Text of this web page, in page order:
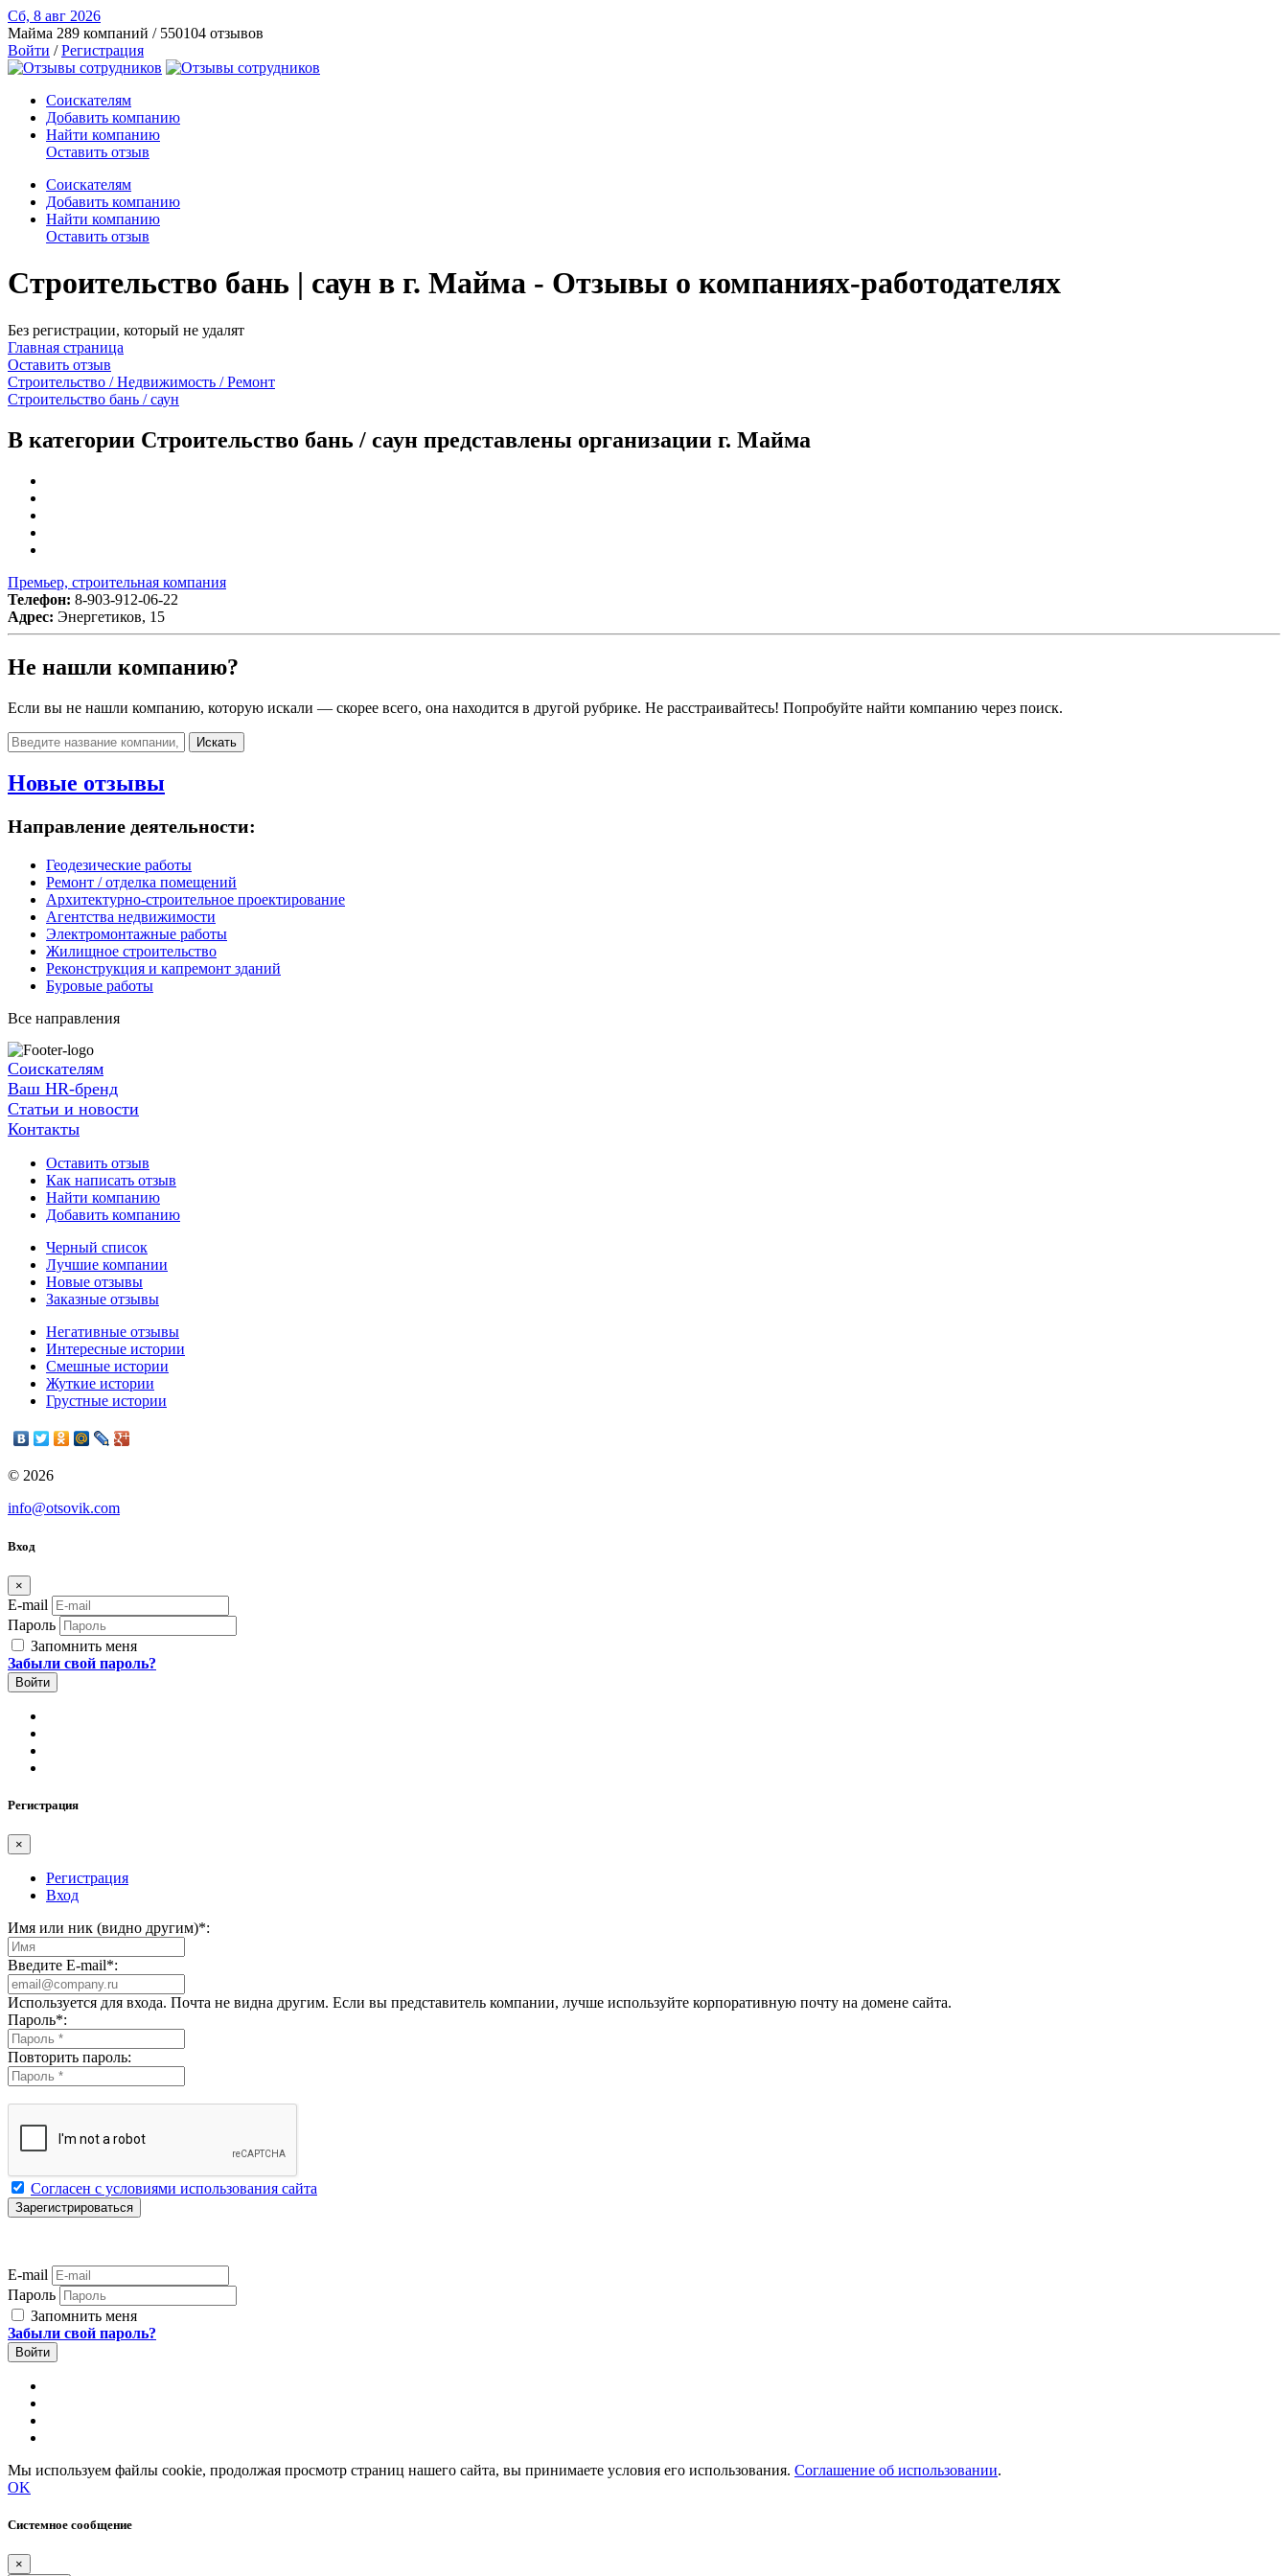
Сб, 8 авг 2026
Майма 289 компаний / 550104 отзывов
Войти /Регистрация
Соискателям
Добавить компанию
Найти компанию
Оставить отзыв
Соискателям
Добавить компанию
Найти компанию
Оставить отзыв
Строительство бань | саун в г. Майма - Отзывы о компаниях-работодателях
Без регистрации, который не удалят
Главная страница
Оставить отзыв
Строительство / Недвижимость / Ремонт
Строительство бань / саун
В категории Строительство бань / саун представлены организации г. Майма
Премьер, строительная компания
Телефон: 8-903-912-06-22
Адрес: Энергетиков, 15
Не нашли компанию?
Если вы не нашли компанию, которую искали — скорее всего, она находится в другой рубрике. Не расстраивайтесь! Попробуйте найти компанию через поиск.
Искать
Новые отзывы
Направление деятельности:
Геодезические работы
Ремонт / отделка помещений
Архитектурно-строительное проектирование
Агентства недвижимости
Электромонтажные работы
Жилищное строительство
Реконструкция и капремонт зданий
Буровые работы
Все направления
Соискателям
Ваш HR-бренд
Статьи и новости
Контакты
Оставить отзыв
Как написать отзыв
Найти компанию
Добавить компанию
Черный список
Лучшие компании
Новые отзывы
Заказные отзывы
Негативные отзывы
Интересные истории
Смешные истории
Жуткие истории
Грустные истории
© 2026
info@otsovik.com
Вход
×
E-mail
Пароль
Запомнить меня
Забыли свой пароль?
Регистрация
×
Регистрация
Вход
Имя или ник (видно другим)*:
Введите E-mail*:
Используется для входа. Почта не видна другим. Если вы представитель компании, лучше используйте корпоративную почту на домене сайта.
Пароль*:
Повторить пароль:
Согласен с условиями использования сайта
E-mail
Пароль
Запомнить меня
Забыли свой пароль?
Мы используем файлы cookie, продолжая просмотр страниц нашего сайта, вы принимаете условия его использования. Соглашение об использовании.
OK
Системное сообщение
×